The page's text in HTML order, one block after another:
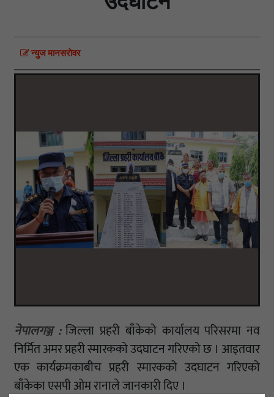
न्युज मानसराेवर
नेपालगञ्ज :जिल्ला प्रहरी बाँकेको कार्यालय परिसरमा नव
निर्मित अमर प्रहरी स्मारकको उदघाटन गरिएको छ । आइतवार
एक कार्यक्रमकाबीच प्रहरी स्मारकको उदघाटन गरिएको
बाँकेका एसपी ओम रानाले जानकारी दिए ।